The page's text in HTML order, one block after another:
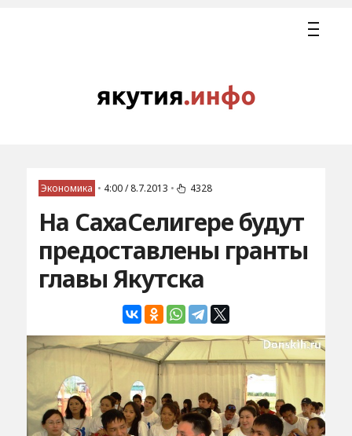
Экономика • 4:00 / 8.7.2013 • 4328
На СахаСелигере будут
предоставлены гранты
главы Якутска